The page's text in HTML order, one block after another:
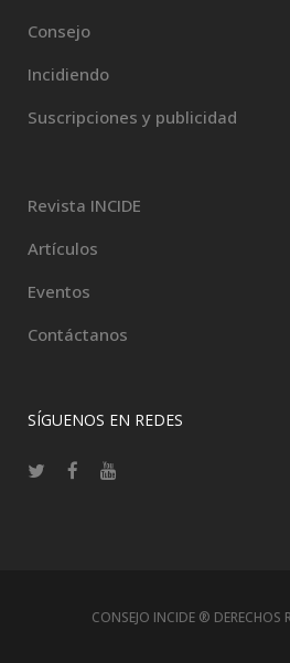
Consejo
Incidiendo
Suscripciones y publicidad
Revista INCIDE
Artículos
Eventos
Contáctanos
SÍGUENOS EN REDES
CONSEJO INCIDE ® DERECHOS